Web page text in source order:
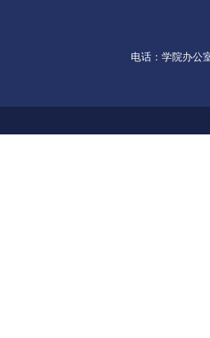
电话：学院办公